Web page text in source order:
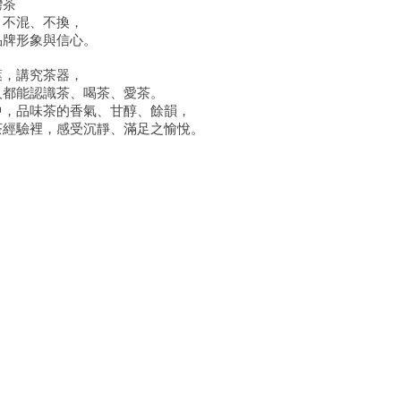
混、不換，
形象與信心。
講究茶器，
能認識茶、喝茶、愛茶。
品味茶的香氣、甘醇、餘韻，
驗裡，感受沉靜、滿足之愉悅。